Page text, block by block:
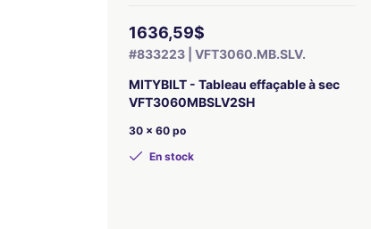
1636,59$
#833223 | VFT3060.MB.SLV.
MITYBILT - Tableau effaçable à sec
VFT3060MBSLV2SH
30 x 60 po
En stock